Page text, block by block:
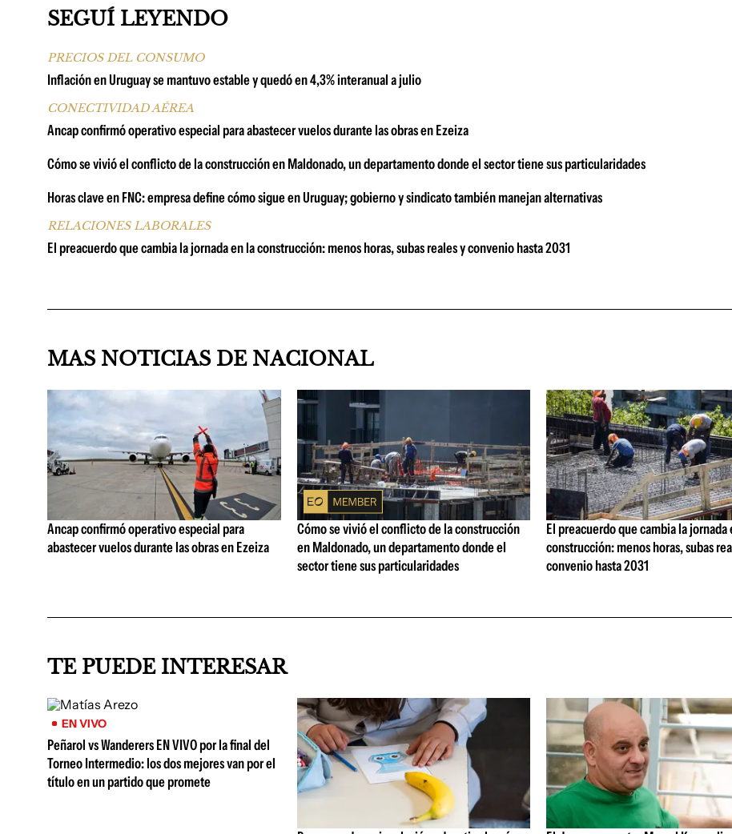
SEGUÍ LEYENDO
PRECIOS DEL CONSUMO
Inflación en Uruguay se mantuvo estable y quedó en 4,3% interanual a julio
CONECTIVIDAD AÉREA
Ancap confirmó operativo especial para abastecer vuelos durante las obras en Ezeiza
Cómo se vivió el conflicto de la construcción en Maldonado, un departamento donde el sector tiene sus particularidades
Horas clave en FNC: empresa define cómo sigue en Uruguay; gobierno y sindicato también manejan alternativas
RELACIONES LABORALES
El preacuerdo que cambia la jornada en la construcción: menos horas, subas reales y convenio hasta 2031
MAS NOTICIAS DE NACIONAL
Ancap confirmó operativo especial para
abastecer vuelos durante las obras en Ezeiza
Cómo se vivió el conflicto de la construcción
en Maldonado, un departamento donde el
sector tiene sus particularidades
El preacuerdo que cambia la jornada
construcción: menos horas, subas
convenio hasta 2031
TE PUEDE INTERESAR
EN VIVO
Peñarol vs Wanderers EN VIVO por la final del
Torneo Intermedio: los dos mejores van por el
título en un partido que promete